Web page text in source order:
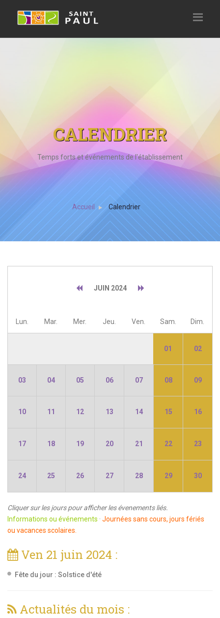
CALENDRIER
Temps forts et événements de l'établissement
Accueil Calendrier
JUIN 2024
Lun. Mar. Mer. Jeu. Ven. Sam. Dim.
01 02
03 04 05 06 07 08 09
10 11 12 13 14 15 16
17 18 19 20 21 22 23
24 25 26 27 28 29 30
Cliquer sur les jours pour afficher les évenements liés.
Informations ou événements · Journées sans cours, jours fériés
ou vacances scolaires.
Ven 21 juin 2024 :
Fête du jour : Solstice d'été
Actualités du mois :